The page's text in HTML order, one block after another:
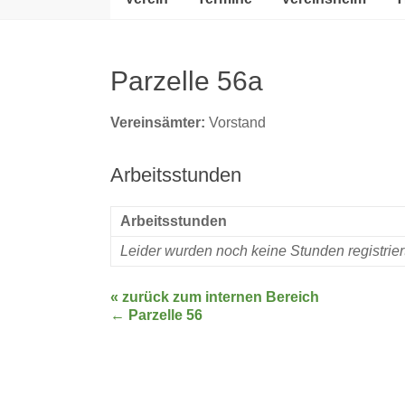
Parzelle 56a
Vereinsämter: Vorstand
Arbeitsstunden
Arbeitsstunden
Leider wurden noch keine Stunden
« zurück zum internen Bereich
← Parzelle 56